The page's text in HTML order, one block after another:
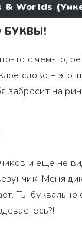
& Worlds
БУКВЫ!
то с чем-то,
слово – это
забросит на
и еще не
Меня
Ты